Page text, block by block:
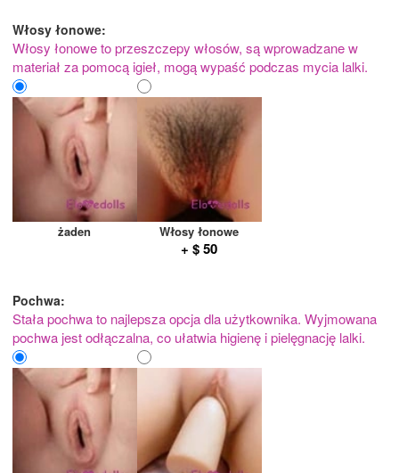
Włosy łonowe:
Włosy łonowe to przeszczepy włosów, są wprowadzane w
materiał za pomocą igieł, mogą wypaść podczas mycia lalki.
żaden Włosy łonowe
+ $ 50
Pochwa:
Stała pochwa to najlepsza opcja dla użytkownika. Wyjmowana
pochwa jest odłączalna, co ułatwia higienę i pielęgnację lalki.